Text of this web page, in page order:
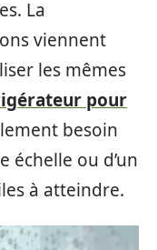
La
viennent
les mêmes
pour
besoin
échelle ou d’un
à atteindre.